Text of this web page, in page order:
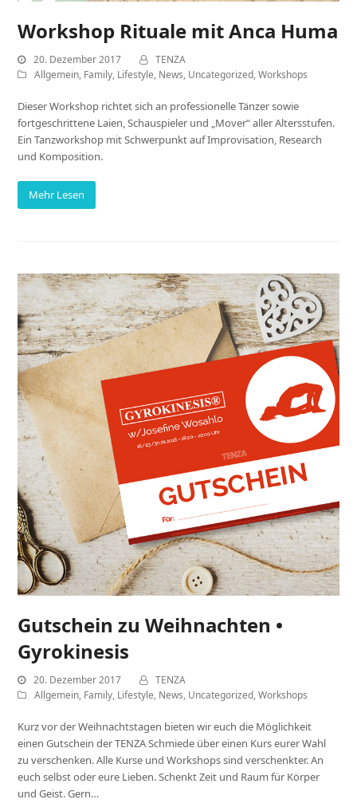
Workshop Rituale mit Anca Huma
20. Dezember 2017
TENZA
Allgemein, Family, Lifestyle, News, Uncategorized,Workshops
Dieser Workshop richtet sich an professionelle Tänzer sowie
fortgeschrittene Laien, Schauspieler und „Mover“ aller Altersstufen.
Ein Tanzworkshop mit Schwerpunkt auf Improvisation, Research
und Komposition.
Mehr Lesen
Gutschein zu Weihnachten •
Gyrokinesis
20. Dezember 2017
TENZA
Allgemein, Family, Lifestyle, News, Uncategorized,Workshops
Kurz vor der Weihnachtstagen bieten wir euch die Möglichkeit
einen Gutschein der TENZA Schmiede über einen Kurs eurer Wahl
zu verschenken. Alle Kurse und Workshops sind verschenkter. An
euch selbst oder eure Lieben. Schenkt Zeit und Raum für Körper
und Geist. Gern…